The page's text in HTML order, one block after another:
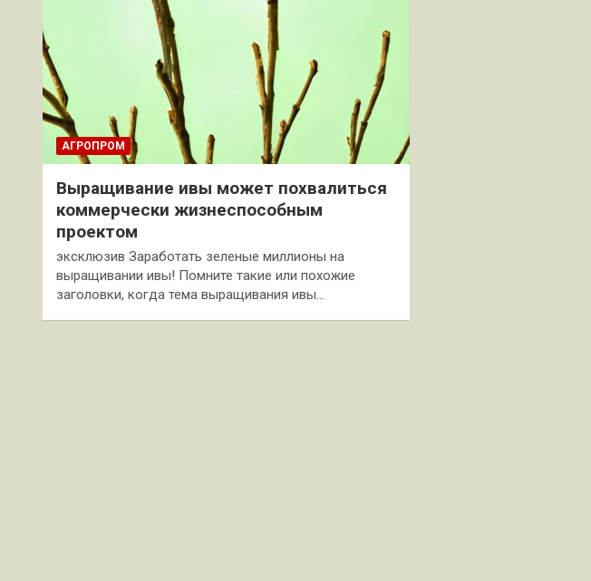
АГРОПРОМ
Выращивание ивы может похвалиться
коммерчески жизнеспособным
проектом
эксклюзив Заработать зеленые миллионы на
выращивании ивы! Помните такие или похожие
заголовки, когда тема выращивания ивы…